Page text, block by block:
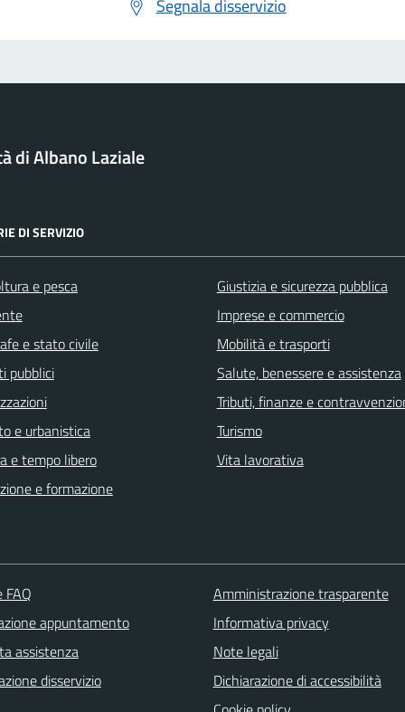
Segnala disservizio
di Albano Laziale
DI SERVIZIO
e pesca
e stato civile
pubblici
e urbanistica
e tempo libero
e formazione
Giustizia e sicurezza pubblica
Imprese e commercio
Mobilità e trasporti
Salute, benessere e assistenza
Tributi, finanze e
Turismo
Vita lavorativa
FAQ
appuntamento
assistenza
disservizio
Amministrazione trasparente
Informativa privacy
Note legali
Dichiarazione di accessibilità